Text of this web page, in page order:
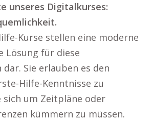
unseres Digitalkurses:
Kurse stellen eine moderne
Lösung für diese
Sie erlauben es den
Hilfe-Kenntnisse zu
sich um Zeitpläne oder
kümmern zu müssen.